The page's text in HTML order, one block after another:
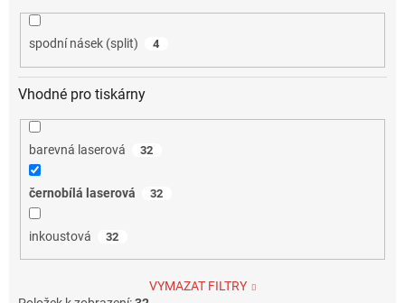
spodní násek (split) 4
Vhodné pro tiskárny
barevná laserová 32
černobílá laserová 32
inkoustová 32
VYMAZAT FILTRY